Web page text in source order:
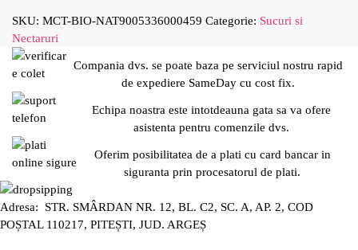
SKU: MCT-BIO-NAT9005336000459 Categorie: Sucuri si
Nectaruri
Compania dvs. se poate baza pe serviciul nostru rapid
de expediere SameDay cu cost fix.
Echipa noastra este intotdeauna gata sa va ofere
asistenta pentru comenzile dvs.
Oferim posibilitatea de a plati cu card bancar in
siguranta prin procesatorul de plati.
Adresa: STR. SMÂRDAN NR. 12, BL. C2, SC. A, AP. 2, COD
POȘTAL 110217, PITEȘTI, JUD. ARGEȘ